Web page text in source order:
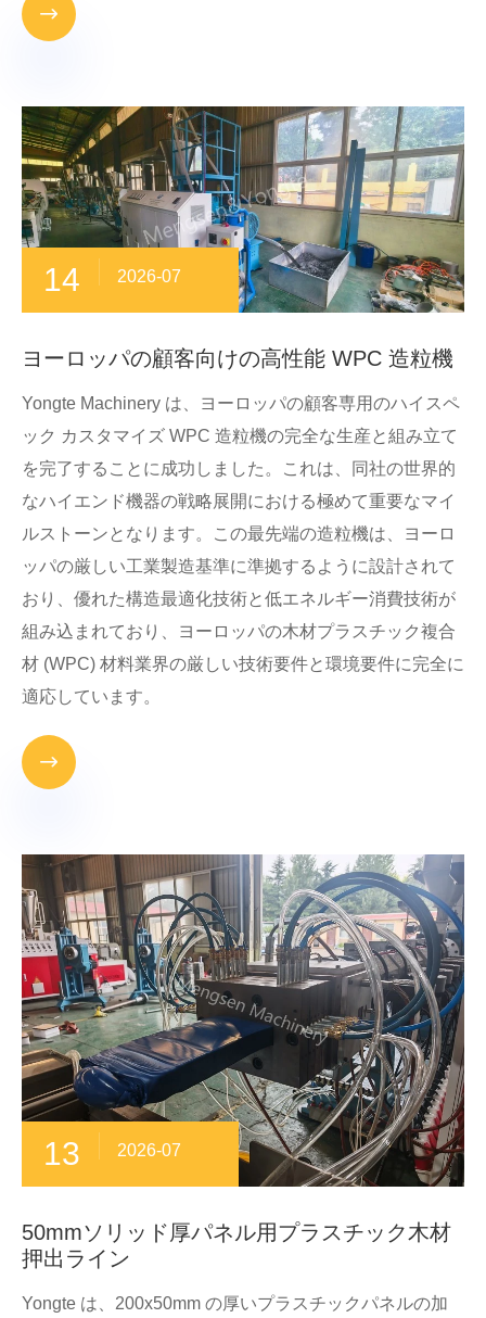

14 2026-07
ヨーロッパの顧客向けの高性能 WPC 造粒機
Yongte Machinery は、ヨーロッパの顧客専用のハイスペ
ック カスタマイズ WPC 造粒機の完全な生産と組み立て
を完了することに成功しました。これは、同社の世界的
なハイエンド機器の戦略展開における極めて重要なマイ
ルストーンとなります。この最先端の造粒機は、ヨーロ
ッパの厳しい工業製造基準に準拠するように設計されて
おり、優れた構造最適化技術と低エネルギー消費技術が
組み込まれており、ヨーロッパの木材プラスチック複合
材 (WPC) 材料業界の厳しい技術要件と環境要件に完全に
適応しています。

13 2026-07
50mmソリッド厚パネル用プラスチック木材
押出ライン
Yongte は、200x50mm の厚いプラスチックパネルの加